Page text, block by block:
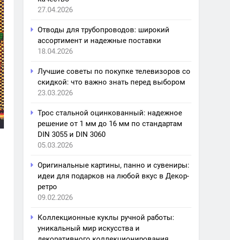
27.04.2026
Отводы для трубопроводов: широкий
ассортимент и надежные поставки
18.04.2026
Лучшие советы по покупке телевизоров со
скидкой: что важно знать перед выбором
23.03.2026
Трос стальной оцинкованный: надежное
решение от 1 мм до 16 мм по стандартам
DIN 3055 и DIN 3060
05.03.2026
Оригинальные картины, панно и сувениры:
идеи для подарков на любой вкус в Декор-
ретро
09.02.2026
Коллекционные куклы ручной работы:
уникальный мир искусства и